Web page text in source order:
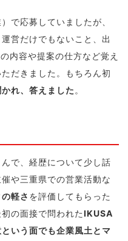
で応募していましたが、
営だけでもないこと、出
内容や提案の仕方など覚え
だきました。もちろん初
れ、答えました 。
で、経歴について少し話
や三重県での営業活動な
軽さ を評価してもらった
の面接で問われたIKUSA
いう面でも企業風土とマ